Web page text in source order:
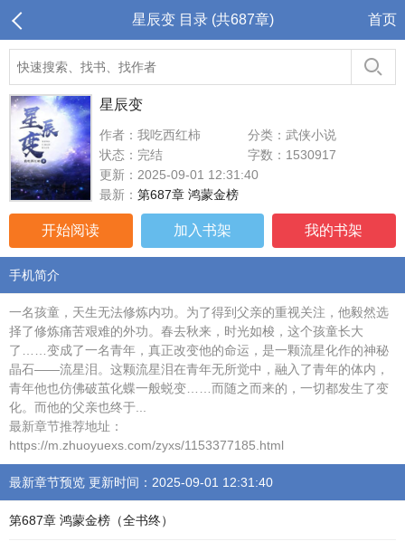
星辰变 目录 (共687章) 首页
星辰变
作者：我吃西红柿
分类：武侠小说
状态：完结
字数：1530917
更新：2025-09-01 12:31:40
最新： 第687章 鸿蒙金榜
开始阅读 加入书架 我的书架
手机简介
一名孩童，天生无法修炼内功。为了得到父亲的重视关注，他毅然选
择了修炼痛苦艰难的外功。春去秋来，时光如梭，这个孩童长大
了……变成了一名青年，真正改变他的命运，是一颗流星化作的神秘
晶石——流星泪。这颗流星泪在青年无所觉中，融入了青年的体内，
青年他也仿佛破茧化蝶一般蜕变……而随之而来的，一切都发生了变
化。而他的父亲也终于...
最新章节推荐地址：
https://m.zhuoyuexs.com/zyxs/1153377185.html
最新章节预览 更新时间：2025-09-01 12:31:40
第687章 鸿蒙金榜（全书终）